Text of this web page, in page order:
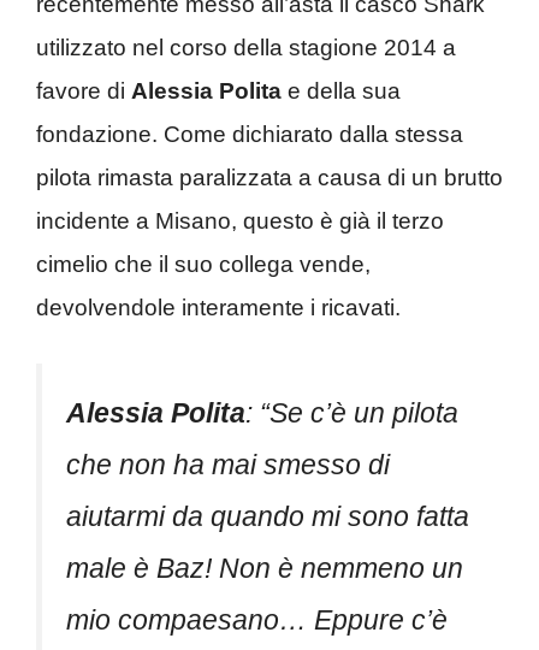
utilizzato nel corso della stagione 2014 a
favore di Alessia Polita e della sua
fondazione. Come dichiarato dalla stessa
pilota rimasta paralizzata a causa di un brutto
incidente a Misano, questo è già il terzo
cimelio che il suo collega vende,
devolvendole interamente i ricavati.
Alessia Polita: “Se c’è un pilota
che non ha mai smesso di
aiutarmi da quando mi sono fatta
male è Baz! Non è nemmeno un
mio compaesano… Eppure c’è